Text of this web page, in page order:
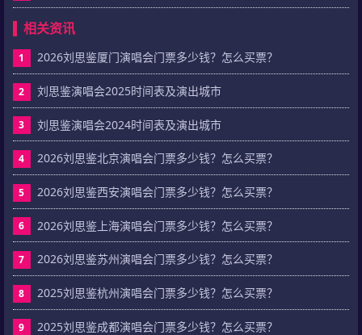
相关资讯
1 2026刘思鉴厦门演唱会门票多少钱？怎么买票？
2 刘思鉴演唱会2025时间表及演出城市
3 刘思鉴演唱会2024时间表及演出城市
4 2026刘思鉴北京演唱会门票多少钱？怎么买票？
5 2026刘思鉴西安演唱会门票多少钱？怎么买票？
6 2026刘思鉴上海演唱会门票多少钱？怎么买票？
7 2026刘思鉴苏州演唱会门票多少钱？怎么买票？
8 2025刘思鉴杭州演唱会门票多少钱？怎么买票？
9 2025刘思鉴成都演唱会门票多少钱？怎么买票？